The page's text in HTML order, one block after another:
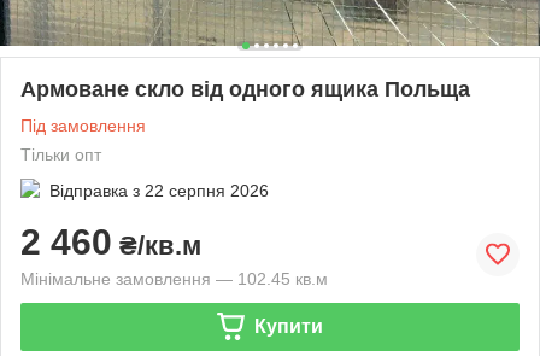
Армоване скло від одного ящика Польща
Під замовлення
Тільки опт
Відправка з 22 серпня 2026
2 460 ₴/кв.м
Мінімальне замовлення — 102.45 кв.м
Купити